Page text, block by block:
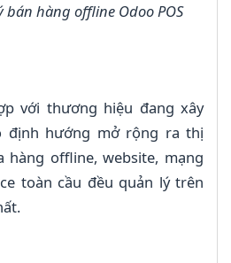
bán hàng offline Odoo POS
với thương hiệu đang xây
định hướng mở rộng ra thị
hàng offline, website, mạng
toàn cầu đều quản lý trên